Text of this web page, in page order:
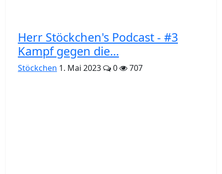
Herr Stöckchen's Podcast - #3
Kampf gegen die...
Stöckchen 1. Mai 2023 0 707